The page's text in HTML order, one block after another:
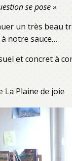
se pose »
un très beau
notre sauce…
et concret à
La Plaine de joie